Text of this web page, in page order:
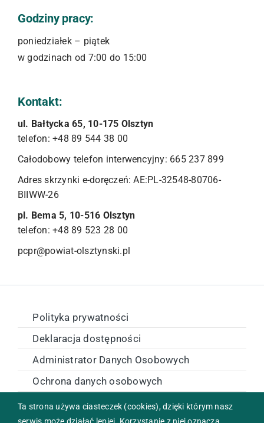
Godziny pracy:
poniedziałek – piątek
w godzinach od 7:00 do 15:00
Kontakt:
ul. Bałtycka 65, 10-175 Olsztyn
telefon: +48 89 544 38 00
Całodobowy telefon interwencyjny: 665 237 899
Adres skrzynki e-doręczeń: AE:PL-32548-80706-
BIIWW-26
pl. Bema 5, 10-516 Olsztyn
telefon: +48 89 523 28 00
pcpr@powiat-olsztynski.pl
Polityka prywatności
Deklaracja dostępności
Administrator Danych Osobowych
Ochrona danych osobowych
Zamówienia publiczne
Ta strona używa ciasteczek (cookies), dzięki którym nasz